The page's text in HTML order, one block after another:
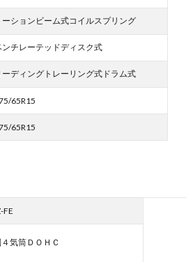
ーションビーム式コイルスプリング
ンチレーテッドディスク式
ーディングトレーリング式ドラム式
65R15
65R15
FE
気筒ＤＯＨＣ